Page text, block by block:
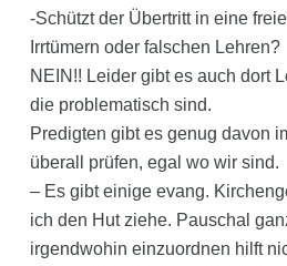
-Schützt der Übertritt in eine
Irrtümern oder falschen Lehren?
NEIN!! Leider gibt es auch dort
die problematisch sind.
Predigten gibt es genug davon
überall prüfen, egal wo wir sind.
– Es gibt einige evang.
ich den Hut ziehe. Pauschal
irgendwohin einzuordnen hilft